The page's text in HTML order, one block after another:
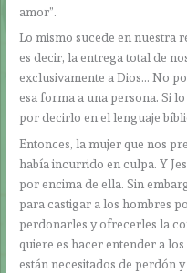
amor”.
Lo mismo sucede en nuestra
es decir, la entrega total de
exclusivamente a Dios… No
esa forma a una persona. Si
por decirlo en el lenguaje
Entonces, la mujer que nos
había incurrido en culpa. Y
por encima de ella. Sin
para castigar a los hombres
perdonarles y ofrecerles la
quiere es hacer entender a
están necesitados de perdón